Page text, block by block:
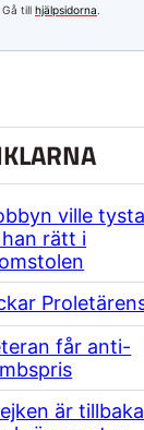
Gå till hjälpsidorna.
ville
rätt i
får anti-
är